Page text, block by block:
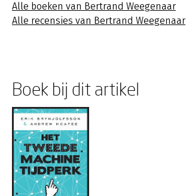
Alle boeken van Bertrand Weegenaar
Alle recensies van Bertrand Weegenaar
Boek bij dit artikel